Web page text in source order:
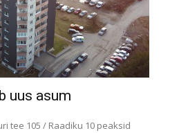
uus asum
tee 105 / Raadiku 10 peaksid